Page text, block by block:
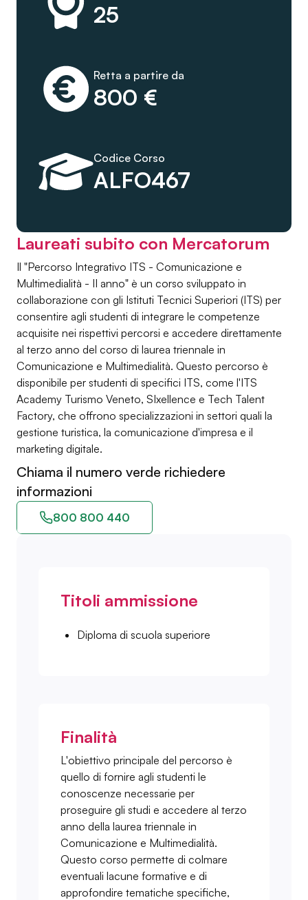
25
800 €
Retta a partire da
ALFO467
Codice Corso
Laureati subito con Mercatorum
Il "Percorso Integrativo ITS - Comunicazione e
Multimedialità - II anno" è un corso sviluppato in
collaborazione con gli Istituti Tecnici Superiori (ITS) per
consentire agli studenti di integrare le competenze
acquisite nei rispettivi percorsi e accedere direttamente
al terzo anno del corso di laurea triennale in
Comunicazione e Multimedialità. Questo percorso è
disponibile per studenti di specifici ITS, come l'ITS
Academy Turismo Veneto, SIxellence e Tech Talent
Factory, che offrono specializzazioni in settori quali la
gestione turistica, la comunicazione d'impresa e il
marketing digitale.
Chiama il numero verde richiedere
informazioni
800 800 440
Titoli ammissione
Diploma di scuola superiore
Finalità
L'obiettivo principale del percorso è
quello di fornire agli studenti le
conoscenze necessarie per
proseguire gli studi e accedere al terzo
anno della laurea triennale in
Comunicazione e Multimedialità.
Questo corso permette di colmare
eventuali lacune formative e di
approfondire tematiche specifiche,